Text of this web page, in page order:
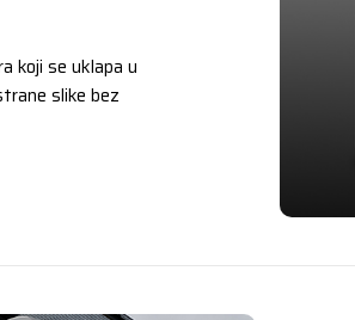
koji se uklapa u
slike bez